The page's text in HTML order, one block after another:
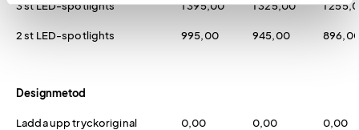
3 st LED-spotlights 1 395,00 1 325,00 1
2 st LED-spotlights 995,00 945,00
Designmetod
Ladda upp tryckoriginal 0,00 0,00 0,00